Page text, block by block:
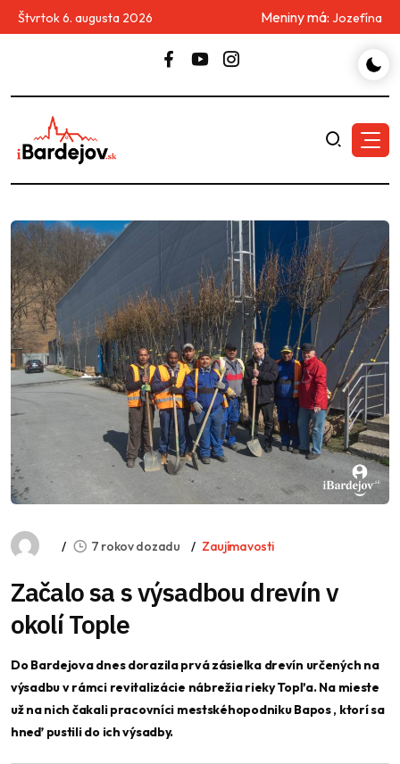
Štvrtok 6. augusta 2026 Meniny má: Jozefína
7 rokov dozadu Zaujímavosti
Začalo sa s výsadbou drevín v
okolí Tople
Do Bardejova dnes dorazila prvá zásielka drevín určených na
výsadbu v rámci revitalizácie nábrežia rieky Topľa. Na mieste
už na nich čakali pracovníci mestskéhopodniku Bapos , ktorí sa
hneď pustili do ich výsadby.